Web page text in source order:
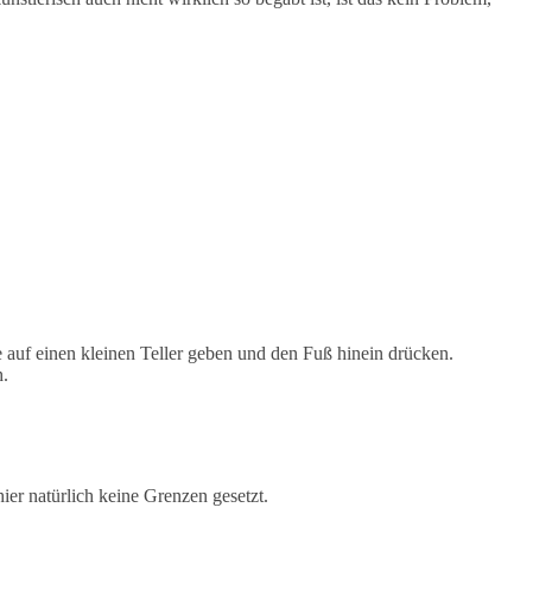
einen kleinen Teller geben und den Fuß hinein drücken.
natürlich keine Grenzen gesetzt.